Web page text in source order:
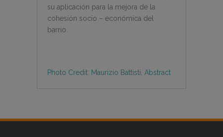
su aplicación para la mejora de la
cohesión socio – económica del
barrio.
Photo Credit: Maurizio Battisti, Abstract